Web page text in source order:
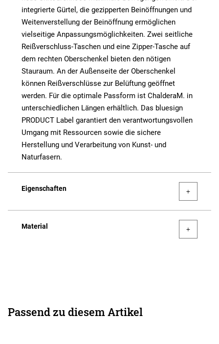
integrierte Gürtel, die gezipperten Beinöffnungen und
Weitenverstellung der Beinöffnung ermöglichen
vielseitige Anpassungsmöglichkeiten. Zwei seitliche
Reißverschluss-Taschen und eine Zipper-Tasche auf
dem rechten Oberschenkel bieten den nötigen
Stauraum. An der Außenseite der Oberschenkel
können Reißverschlüsse zur Belüftung geöffnet
werden. Für die optimale Passform ist ChalderaM. in
unterschiedlichen Längen erhältlich. Das bluesign
PRODUCT Label garantiert den verantwortungsvollen
Umgang mit Ressourcen sowie die sichere
Herstellung und Verarbeitung von Kunst- und
Naturfasern.
Eigenschaften
Material
Passend zu diesem Artikel